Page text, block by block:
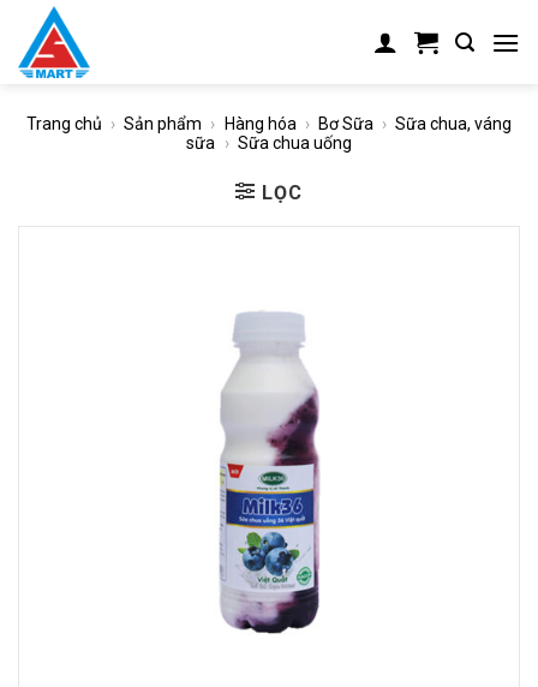
content
Trang chủ › Sản phẩm › Hàng hóa › Bơ Sữa › Sữa chua, váng
sữa
› Sữa chua uống
LỌC